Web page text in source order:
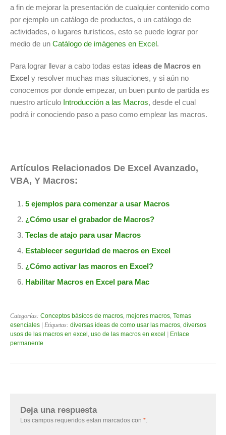
a fin de mejorar la presentación de cualquier contenido como
por ejemplo un catálogo de productos, o un catálogo de
actividades, o lugares turísticos, esto se puede lograr por
medio de un Catálogo de imágenes en Excel.
Para lograr llevar a cabo todas estas ideas de Macros en
Excel y resolver muchas mas situaciones, y si aún no
conocemos por donde empezar, un buen punto de partida es
nuestro artículo Introducción a las Macros, desde el cual
podrá ir conociendo paso a paso como emplear las macros.
Artículos Relacionados De Excel Avanzado,
VBA, Y Macros:
5 ejemplos para comenzar a usar Macros
¿Cómo usar el grabador de Macros?
Teclas de atajo para usar Macros
Establecer seguridad de macros en Excel
¿Cómo activar las macros en Excel?
Habilitar Macros en Excel para Mac
Categorías: Conceptos básicos de macros, mejores macros, Temas
esenciales | Etiquetas: diversas ideas de como usar las macros, diversos
usos de las macros en excel , uso de las macros en excel
Enlace
permanente
Deja una respuesta
Los campos requeridos estan marcados con *